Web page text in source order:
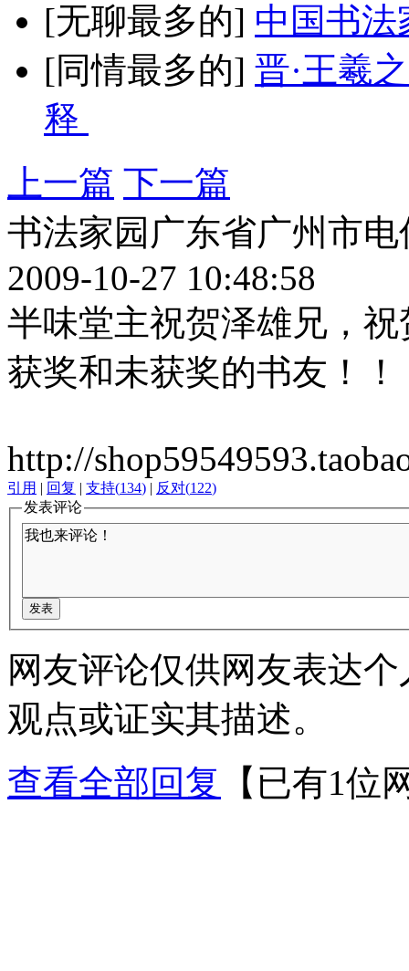
[无聊最多的] 中国书法
[同情最多的] 晋·王羲
释
上一篇 下一篇
书法家园广东省广州市
2009-10-27 10:48:58
半味堂主祝贺泽雄兄，
获奖和未获奖的书友！！
http://
引用 | 回复 | 支持(134) | 反对(122)
发表评论
网友评论仅供网友表达
观点或证实其描述。
查看全部回复
【已有1位